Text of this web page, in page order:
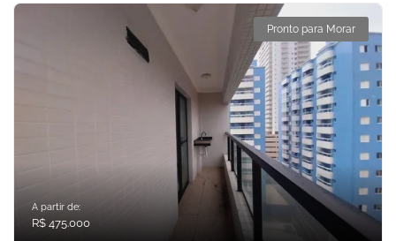
Pronto para Morar
A partir de:
R$ 475.000